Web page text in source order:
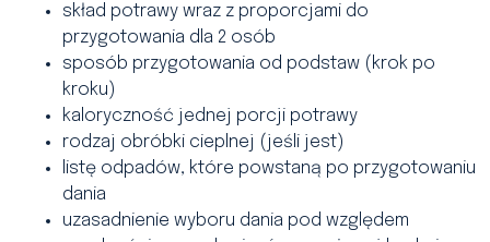
skład potrawy wraz z proporcjami do
przygotowania dla 2 osób
sposób przygotowania od podstaw (krok po
kroku)
kaloryczność jednej porcji potrawy
rodzaj obróbki cieplnej (jeśli jest)
listę odpadów, które powstaną po przygotowaniu
dania
uzasadnienie wyboru dania pod względem